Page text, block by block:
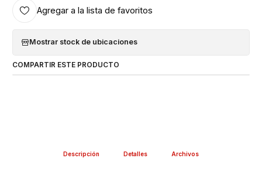
Agregar a la lista de favoritos
Mostrar stock de ubicaciones
COMPARTIR ESTE PRODUCTO
Descripción Detalles Archivos